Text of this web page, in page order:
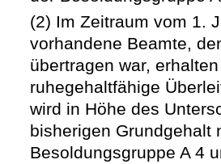
(2) Im Zeitraum vom 1.
vorhandene Beamte,
übertragen war,
ruhegehaltfähige
wird in Höhe des
bisherigen Grundgehalt
Besoldungsgruppe A 4